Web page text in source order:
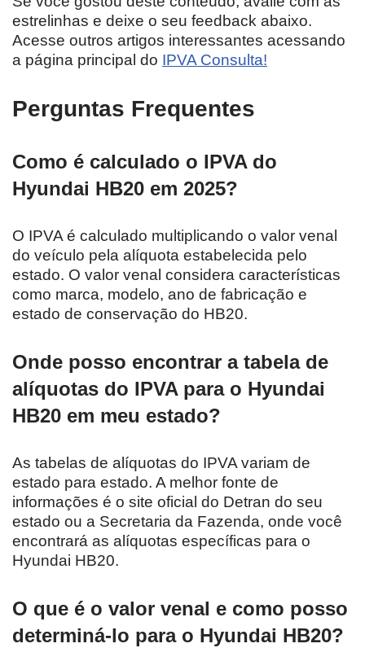
estrelinhas e deixe o seu feedback abaixo.
Acesse outros artigos interessantes acessando
a página principal do IPVA Consulta!
Perguntas Frequentes
Como é calculado o IPVA do
Hyundai HB20 em 2025?
O IPVA é calculado multiplicando o valor venal
do veículo pela alíquota estabelecida pelo
estado. O valor venal considera características
como marca, modelo, ano de fabricação e
estado de conservação do HB20.
Onde posso encontrar a tabela de
alíquotas do IPVA para o Hyundai
HB20 em meu estado?
As tabelas de alíquotas do IPVA variam de
estado para estado. A melhor fonte de
informações é o site oficial do Detran do seu
estado ou a Secretaria da Fazenda, onde você
encontrará as alíquotas específicas para o
Hyundai HB20.
O que é o valor venal e como posso
determiná-lo para o Hyundai HB20?